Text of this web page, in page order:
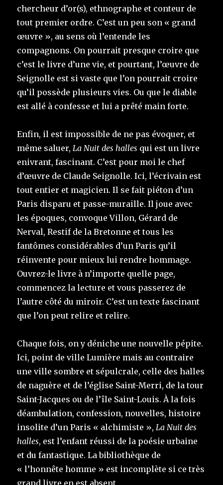
chercheur d’or(s), ethnographe et conteur de
tout premier ordre. C’est un peu son « grand
œuvre », au sens où l’entende les
compagnons. On pourrait presque croire que
c’est le livre d’une vie, et pourtant, l’œuvre de
Seignolle est si vaste que l’on pourrait croire
qu’il possède plusieurs vies. Ou que le diable
est allé à confesse et lui a prêté main forte.
Enfin, il est impossible de ne pas évoquer, et
même saluer, La Nuit des halles qui est un livre
enivrant, fascinant. C’est pour moi le chef
d’œuvre de Claude Seignolle. Ici, l’écrivain est
tout entier et magicien. Il se fait piéton d’un
Paris disparu et passe-muraille. Il joue avec
les époques, convoque Villon, Gérard de
Nerval, Restif de la Bretonne et tous les
fantômes considérables d’un Paris qu’il
réinvente pour mieux lui rendre hommage.
Ouvrez-le livre à n’importe quelle page,
commencez la lecture et vous passerez de
l’autre côté du miroir. C’est un texte fascinant
que l’on peut relire et relire.
Chaque fois, on y déniche une nouvelle pépite.
Ici, point de ville Lumière mais au contraire
une ville sombre et sépulcrale, celle des halles
de naguère et de l’église Saint-Merri, de la tour
Saint-Jacques ou de l’île Saint-Louis. À la fois
déambulation, confession, nouvelles, histoire
insolite d’un Paris « alchimiste », La Nuit des
halles, est l’enfant réussi de la poésie urbaine
et du fantastique. La bibliothèque de
« l’honnête homme » est incomplète si ce très
grand livre en est absent.